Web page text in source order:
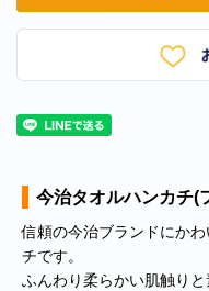
今治タオルハンカチ(
信頼の今治ブランドにか
チです。
ふんわり柔らかい肌触り